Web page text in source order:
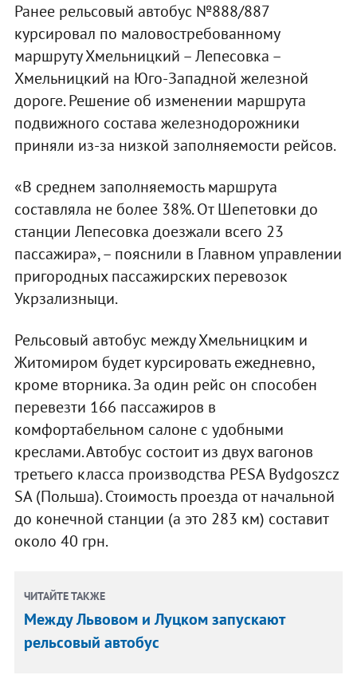
Ранее рельсовый автобус №888/887
курсировал по маловостребованному
маршруту Хмельницкий – Лепесовка –
Хмельницкий на Юго-Западной железной
дороге. Решение об изменении маршрута
подвижного состава железнодорожники
приняли из-за низкой заполняемости рейсов.
«В среднем заполняемость маршрута
составляла не более 38%. От Шепетовки до
станции Лепесовка доезжали всего 23
пассажира», – пояснили в Главном управлении
пригородных пассажирских перевозок
Укрзализныци.
Рельсовый автобус между Хмельницким и
Житомиром будет курсировать ежедневно,
кроме вторника. За один рейс он способен
перевезти 166 пассажиров в
комфортабельном салоне с удобными
креслами. Автобус состоит из двух вагонов
третьего класса производства PESA Bydgoszcz
SA (Польша). Стоимость проезда от начальной
до конечной станции (а это 283 км) составит
около 40 грн.
ЧИТАЙТЕ ТАКЖЕ
Между Львовом и Луцком запускают
рельсовый автобус